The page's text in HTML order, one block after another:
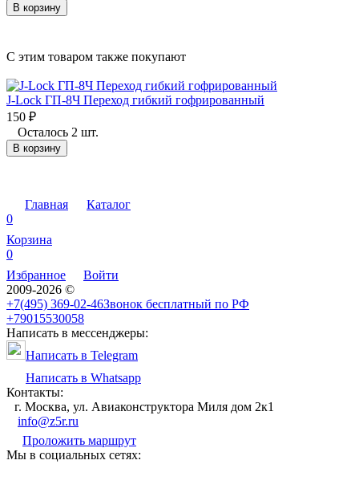
В корзину
C этим товаром также покупают
J-Lock ГП-8Ч Переход гибкий гофрированный
150 ₽
Осталось 2 шт.
В корзину
Главная
Каталог
0
Корзина
0
Избранное
Войти
2009-2026 ©
+7(495) 369-02-46Звонок бесплатный по РФ
+79015530058
Написать в мессенджеры:
Написать в Telegram
Написать в Whatsapp
Контакты:
г. Москва, ул. Авиаконструктора Миля дом 2к1
info@z5r.ru
Проложить маршрут
Мы в социальных сетях: